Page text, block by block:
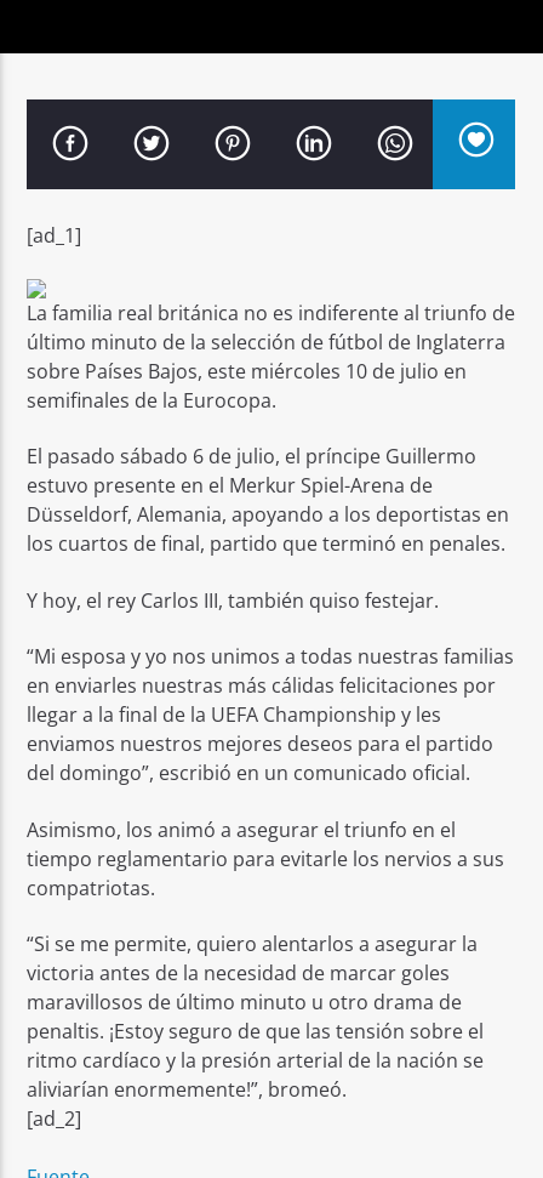
Señal FM
[ad_1]
La familia real británica no es indiferente al triunfo de
último minuto de la selección de fútbol de Inglaterra
sobre Países Bajos, este miércoles 10 de julio en
semifinales de la Eurocopa.
El pasado sábado 6 de julio, el príncipe Guillermo
estuvo presente en el Merkur Spiel-Arena de
Düsseldorf, Alemania, apoyando a los deportistas en
los cuartos de final, partido que terminó en penales.
Y hoy, el rey Carlos III, también quiso festejar.
“Mi esposa y yo nos unimos a todas nuestras familias
en enviarles nuestras más cálidas felicitaciones por
llegar a la final de la UEFA Championship y les
enviamos nuestros mejores deseos para el partido
del domingo”, escribió en un comunicado oficial.
Asimismo, los animó a asegurar el triunfo en el
tiempo reglamentario para evitarle los nervios a sus
compatriotas.
“Si se me permite, quiero alentarlos a asegurar la
victoria antes de la necesidad de marcar goles
maravillosos de último minuto u otro drama de
penaltis. ¡Estoy seguro de que las tensión sobre el
ritmo cardíaco y la presión arterial de la nación se
aliviarían enormemente!”, bromeó.
[ad_2]